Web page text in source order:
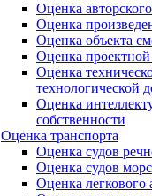
Оценка
Оценка
Оценка объекта
Оценка
Оценка
технологической
Оценка
собственности
Оценка транспорта
Оценка судов
Оценка судов
Оценка легкового